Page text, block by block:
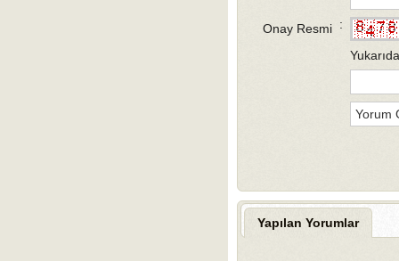
Onay Resmi :
Yapılan Yorumlar